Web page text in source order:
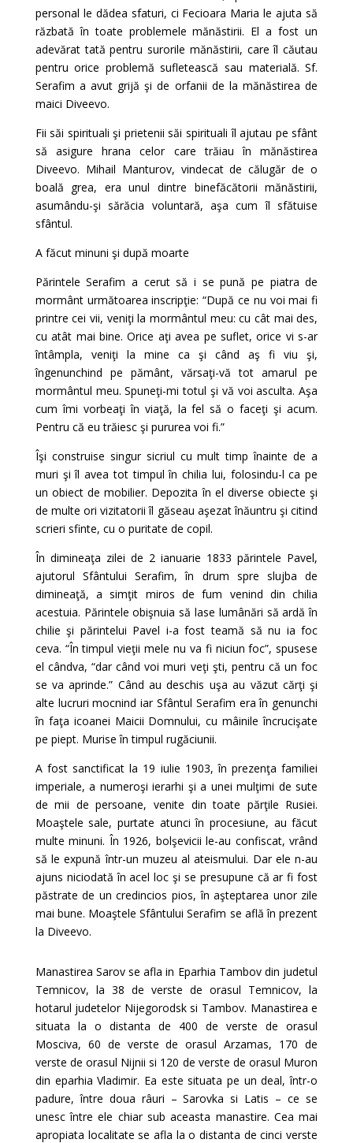
personal le dădea sfaturi, ci Fecioara Maria le ajuta să
răzbată în toate problemele mănăstirii. El a fost un
adevărat tată pentru surorile mănăstirii, care îl căutau
pentru orice problemă sufletească sau materială. Sf.
Serafim a avut grijă şi de orfanii de la mănăstirea de
maici Diveevo.
Fii săi spirituali şi prietenii săi spirituali îl ajutau pe sfânt
să asigure hrana celor care trăiau în mănăstirea
Diveevo. Mihail Manturov, vindecat de călugăr de o
boală grea, era unul dintre binefăcătorii mănăstirii,
asumându-şi sărăcia voluntară, aşa cum îl sfătuise
sfântul.
A făcut minuni şi după moarte
Părintele Serafim a cerut să i se pună pe piatra de
mormânt următoarea inscripţie: “După ce nu voi mai fi
printre cei vii, veniţi la mormântul meu: cu cât mai des,
cu atât mai bine. Orice aţi avea pe suflet, orice vi s-ar
întâmpla, veniţi la mine ca şi când aş fi viu şi,
îngenunchind pe pământ, vărsaţi-vă tot amarul pe
mormântul meu. Spuneţi-mi totul şi vă voi asculta. Aşa
cum îmi vorbeaţi în viaţă, la fel să o faceţi şi acum.
Pentru că eu trăiesc şi pururea voi fi.”
Îşi construise singur sicriul cu mult timp înainte de a
muri şi îl avea tot timpul în chilia lui, folosindu-l ca pe
un obiect de mobilier. Depozita în el diverse obiecte şi
de multe ori vizitatorii îl găseau aşezat înăuntru şi citind
scrieri sfinte, cu o puritate de copil.
În dimineaţa zilei de 2 ianuarie 1833 părintele Pavel,
ajutorul Sfântului Serafim, în drum spre slujba de
dimineaţă, a simţit miros de fum venind din chilia
acestuia. Părintele obişnuia să lase lumânări să ardă în
chilie şi părintelui Pavel i-a fost teamă să nu ia foc
ceva. “În timpul vieţii mele nu va fi niciun foc”, spusese
el cândva, “dar când voi muri veţi şti, pentru că un foc
se va aprinde.” Când au deschis uşa au văzut cărţi şi
alte lucruri mocnind iar Sfântul Serafim era în genunchi
în faţa icoanei Maicii Domnului, cu mâinile încrucişate
pe piept. Murise în timpul rugăciunii.
A fost sanctificat la 19 iulie 1903, în prezenţa familiei
imperiale, a numeroşi ierarhi şi a unei mulţimi de sute
de mii de persoane, venite din toate părţile Rusiei.
Moaştele sale, purtate atunci în procesiune, au făcut
multe minuni. În 1926, bolşevicii le-au confiscat, vrând
să le expună într-un muzeu al ateismului. Dar ele n-au
ajuns niciodată în acel loc şi se presupune că ar fi fost
păstrate de un credincios pios, în aşteptarea unor zile
mai bune. Moaştele Sfântului Serafim se află în prezent
la Diveevo.
Manastirea Sarov se afla in Eparhia Tambov din judetul
Temnicov, la 38 de verste de orasul Temnicov, la
hotarul judetelor Nijegorodsk si Tambov. Manastirea e
situata la o distanta de 400 de verste de orasul
Mosciva, 60 de verste de orasul Arzamas, 170 de
verste de orasul Nijnii si 120 de verste de orasul Muron
din eparhia Vladimir. Ea este situata pe un deal, într-o
padure, între doua râuri – Sarovka si Latis – ce se
unesc între ele chiar sub aceasta manastire. Cea mai
apropiata localitate se afla la o distanta de cinci verste